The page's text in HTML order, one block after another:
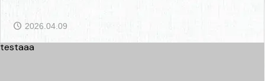
2026.04.09
testaaa